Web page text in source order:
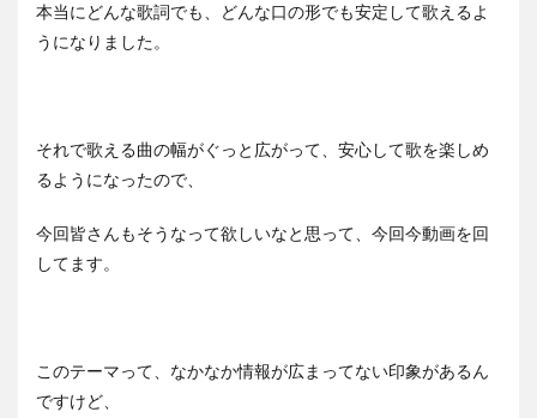
本当にどんな歌詞でも、どんな口の形でも安定して歌えるよ
うになりました。
それで歌える曲の幅がぐっと広がって、安心して歌を楽しめ
るようになったので、
今回皆さんもそうなって欲しいなと思って、今回今動画を回
してます。
このテーマって、なかなか情報が広まってない印象があるん
ですけど、